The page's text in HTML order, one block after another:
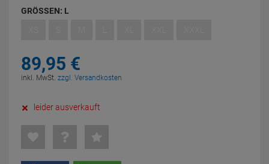
GRÖSSEN: L
89,95 €
inkl. MwSt. zzgl. Versandkosten
leider ausverkauft